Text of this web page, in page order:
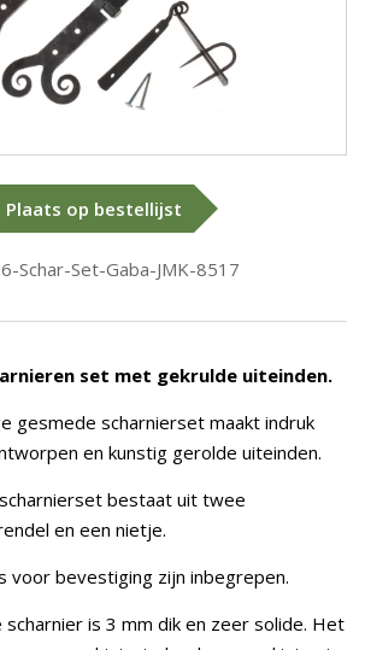
Plaats op bestellijst
Schar-Set-Gaba-JMK-8517
set met gekrulde uiteinden.
gesmede scharnierset maakt indruk
en kunstig gerolde uiteinden.
bestaat uit twee
en een nietje.
voor bevestiging zijn inbegrepen.
is 3 mm dik en zeer solide. Het